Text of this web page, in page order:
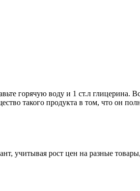
горячую воду и 1 ст.л глицерина.
такого продукта в том, что он
учитывая рост цен на разные